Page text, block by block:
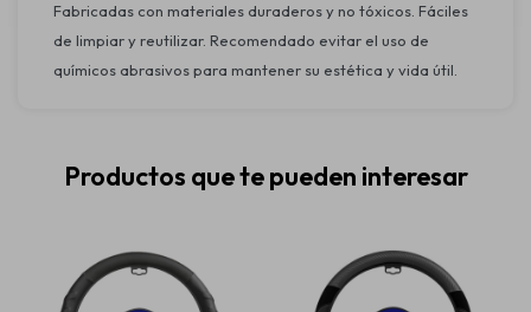
Fabricadas con materiales duraderos y no tóxicos. Fáciles
de limpiar y reutilizar. Recomendado evitar el uso de
químicos abrasivos para mantener su estética y vida útil.
Productos que te pueden interesar